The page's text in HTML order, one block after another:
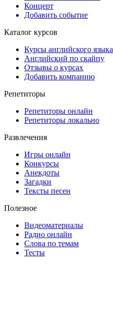
Концерт
Добавить событие
Каталог курсов
Курсы английского языка
Английский по скайпу
Отзывы о курсах
Добавить компанию
Репетиторы
Репетиторы онлайн
Репетиторы локально
Развлечения
Игры онлайн
Конкурсы
Анекдоты
Загадки
Тексты песен
Полезное
Видеоматериалы
Радио онлайн
Слова по темам
Тесты